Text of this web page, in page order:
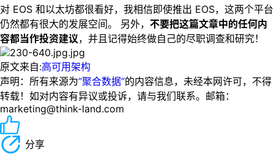
对 EOS 和以太坊都很看好，我相信即使推出 EOS，这两个平台
仍然都有很大的发展空间。 另外， 不要把这篇文章中的任何内
容都当作投资建议，并且记得始终做自己的尽职调查和研究！
原文来自:高可用架构
声明：所有来源为“聚合数据”的内容信息，未经本网许可，不得
转载！如对内容有异议或投诉，请与我们联系。邮箱：
marketing@think-land.com
分享